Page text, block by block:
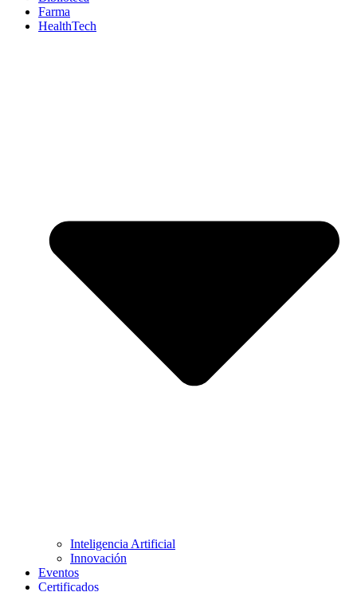
Farma
HealthTech
Inteligencia Artificial
Innovación
Eventos
Certificados